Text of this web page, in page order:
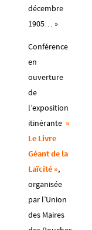
décembre
1905… »
Conférence
en
ouverture
de
l’exposition
itinérante »
Le Livre
Géant de la
Laïcité »,
organisée
par l’Union
des Maires